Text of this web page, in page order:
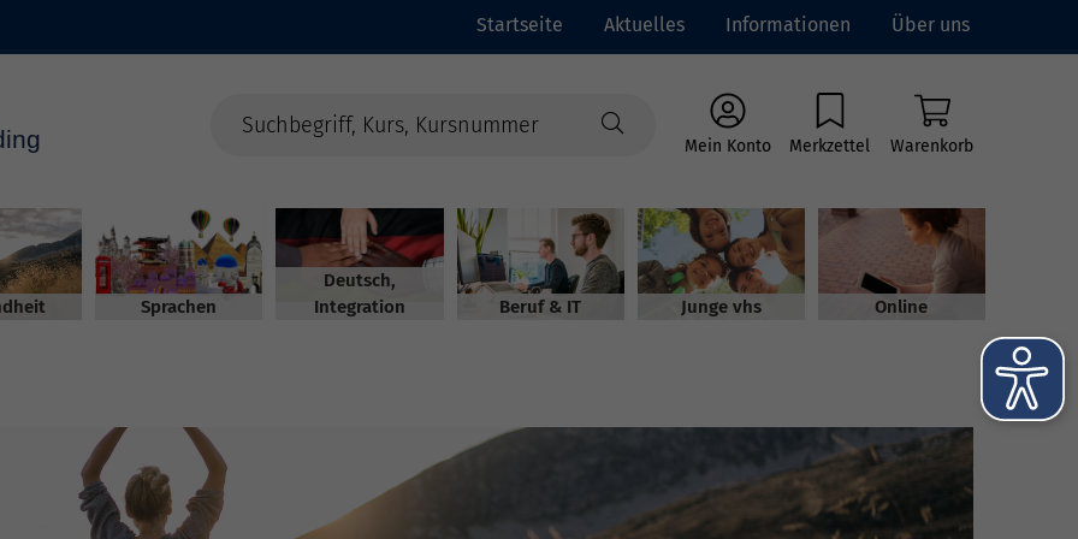
Startseite Aktuelles Informationen Über uns
Mein Konto Merkzettel Warenkorb
Sprachen
Deutsch,
Integration
Beruf & IT Junge vhs Online